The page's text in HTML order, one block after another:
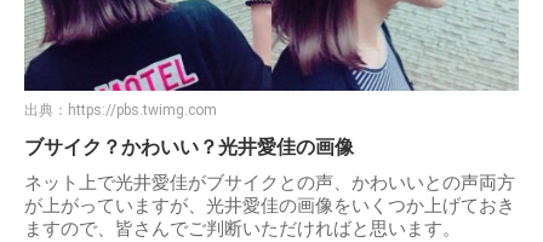
出典： https://pbs.twimg.com
ブサイク？かわいい？光井愛佳の画像
ネット上で光井愛佳がブサイクとの声、かわいいとの声両方
が上がっていますが、光井愛佳の画像をいくつか上げておき
ますので、皆さんでご判断いただければと思います。